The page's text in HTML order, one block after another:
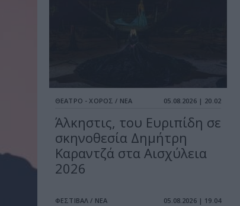
ΘΕΑΤΡΟ - ΧΟΡΟΣ / ΝΕΑ 05.08.2026 | 20.02
Άλκηστις, του Ευριπίδη σε
σκηνοθεσία Δημήτρη
Καραντζά στα Αισχύλεια
2026
ΦΕΣΤΙΒΑΛ / ΝΕΑ 05.08.2026 | 19.04